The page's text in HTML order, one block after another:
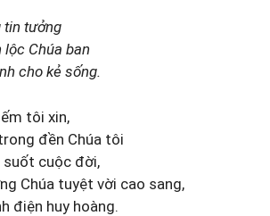
tin tưởng
Chúa ban
cho kẻ sống.
tôi xin,
đền Chúa tôi
cuộc đời,
Chúa tuyệt vời cao sang,
điện huy hoàng.